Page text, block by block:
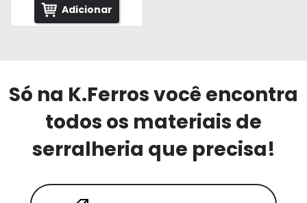
Adicionar
Só na K.Ferros você encontra
todos os materiais de
serralheria que precisa!